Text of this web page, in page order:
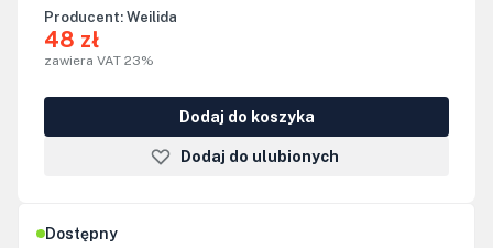
Producent: Weilida
48 zł
zawiera VAT 23%
Dodaj do koszyka
Dodaj do ulubionych
Dostępny